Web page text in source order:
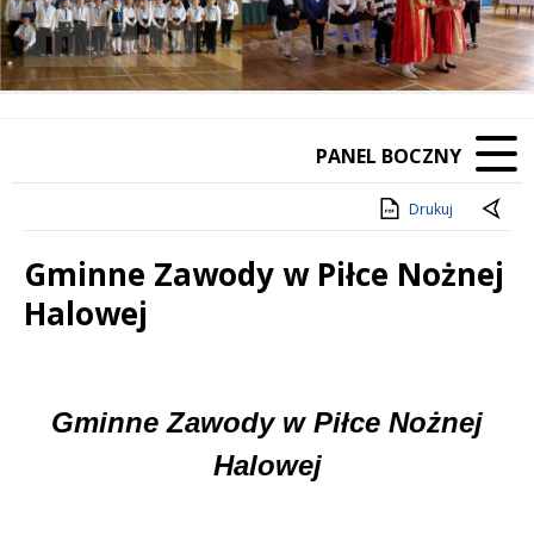
Poprzedni Element
Następny Element
❚❚
PANEL BOCZNY
Drukuj
Gminne Zawody w Piłce Nożnej
Halowej
Gminne Zawody w Piłce Nożnej
Halowej